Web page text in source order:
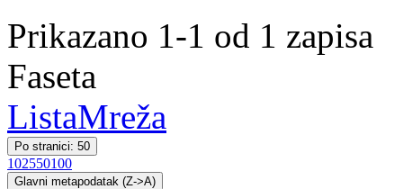
Prikazano 1-1 od 1 zapisa
Faseta
ListaMreža
Po stranici: 50
102550100
Glavni metapodatak (Z->A)